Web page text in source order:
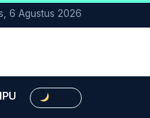
Naik Kelas, DPRD
6 Agustus 2026
HUKUMLIPUTAN